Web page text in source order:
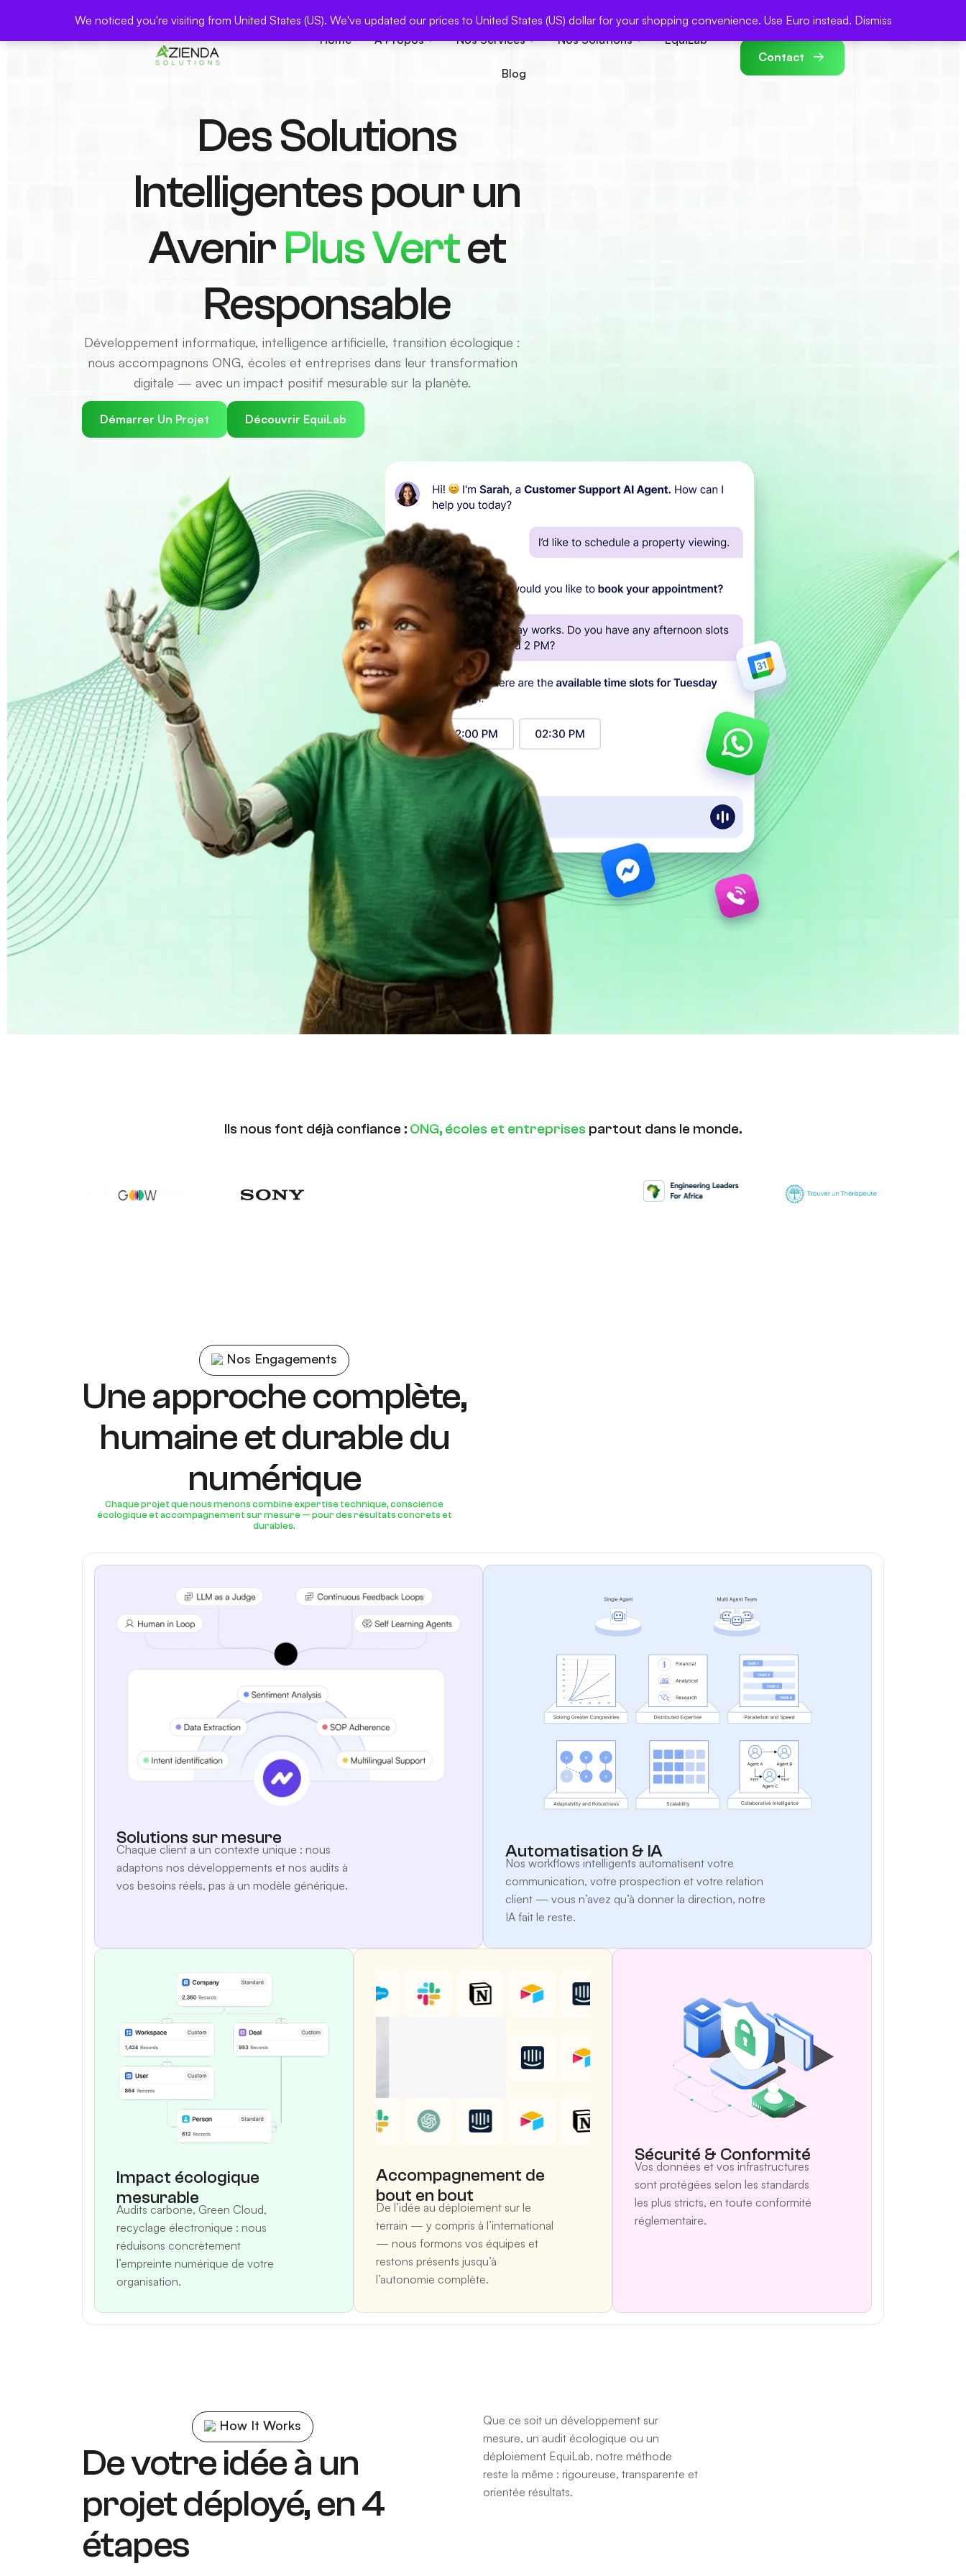
Home À Propos Nos Services Nos Solutions EquiLab
Blog
Contact
Des Solutions
Intelligentes pour un
AvenirPlus Vertet
Responsable
Développement informatique, intelligence artificielle, transition écologique :
nous accompagnons ONG, écoles et entreprises dans leur transformation
digitale — avec un impact positif mesurable sur la planète.
Démarrer Un Projet Découvrir EquiLab
Ils nous font déjà confiance : ONG, écoles et entreprises partout dans le monde.
Nos Engagements
Une approche complète,
humaine et durable du
numérique
Chaque projet que nous menons combine expertise technique, conscience
écologique et accompagnement sur mesure — pour des résultats concrets et
durables.
Solutions sur mesure
Chaque client a un contexte unique : nous
adaptons nos développements et nos audits à
vos besoins réels, pas à un modèle générique.
Automatisation & IA
Nos workflows intelligents automatisent votre
communication, votre prospection et votre relation
client — vous n’avez qu’à donner la direction, notre
IA fait le reste.
Impact écologique
mesurable
Audits carbone, Green Cloud,
recyclage électronique : nous
réduisons concrètement
l’empreinte numérique de votre
organisation.
Accompagnement de
bout en bout
De l’idée au déploiement sur le
terrain — y compris à l’international
— nous formons vos équipes et
restons présents jusqu’à
l’autonomie complète.
Sécurité & Conformité
Vos données et vos infrastructures
sont protégées selon les standards
les plus stricts, en toute conformité
réglementaire.
How It Works
De votre idée à un
projet déployé, en 4
étapes
Que ce soit un développement sur
mesure, un audit écologique ou un
déploiement EquiLab, notre méthode
reste la même : rigoureuse, transparente et
orientée résultats.
We noticed you're visiting from United States (US). We've updated our prices to United States (US) dollar for your shopping convenience. Use Euro instead. Dismiss